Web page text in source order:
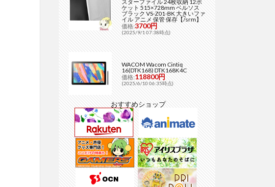
スターファイル 24枚収納 12ポ
ケット 515×728mm ベルソス
ブラック VS-Z01-BK 大きいファ
イル アニメ 保管 保存【/srm】
価格:3700円
(2025/9/1 07:38時点)
WACOM Wacom Cintiq
16(DTK168) DTK168K4C
価格:118800円
(2025/6/10 06:35時点)
おすすめショップ